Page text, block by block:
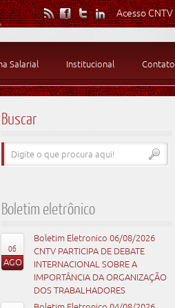
Acesso CNTV
Salarial Institucional Contato
Buscar
Boletim eletrônico
06
AGO
Boletim Eletronico 06/08/2026
CNTV PARTICIPA DE DEBATE
INTERNACIONAL SOBRE A
IMPORTÂNCIA DA ORGANIZAÇÃO
DOS TRABALHADORES